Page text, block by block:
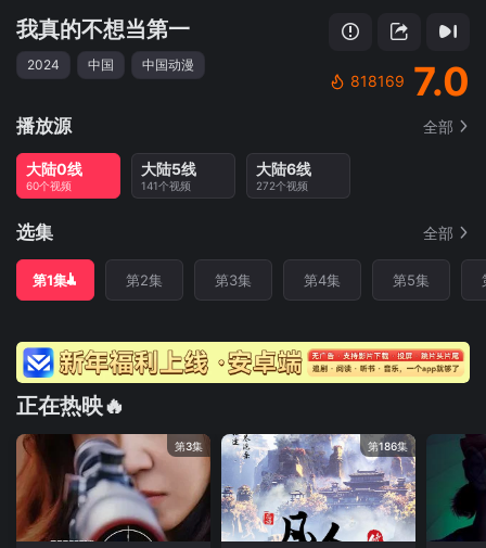
我真的不想当第一
2024 中国 中国动漫
818169 7.0
播放源 全部
大陆0线
60个视频
大陆5线
141个视频
大陆6线
272个视频
选集 全部
第1集 第2集 第3集 第4集 第5集
正在热映🔥
第3集 第186集